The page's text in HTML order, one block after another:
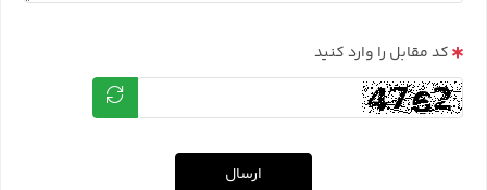
کد مقابل را وارد کنید
ارسال